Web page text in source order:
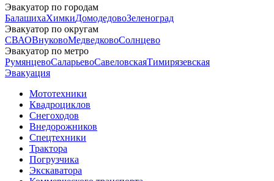
Эвакуатор по городам
БалашихаХимкиДомодедовоЗеленоград
Эвакуатор по округам
СВАОВнуковоМедведковоСолнцево
Эвакуатор по метро
РумянцевоСаларьевоСавеловскаяТимирязевская
Эвакуация
Мототехники
Квадроциклов
Снегоходов
Внедорожников
Спецтехники
Трактора
Погрузчика
Экскаватора